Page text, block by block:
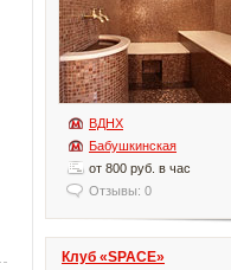
ВДНХ
Бабушкинская
от 800 руб. в час
Отзывы: 0
Клуб «SPACE»